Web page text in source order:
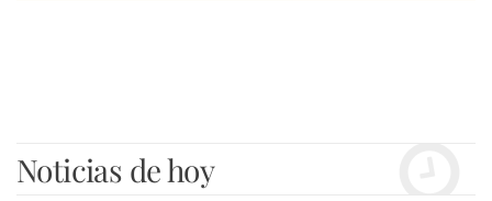
Noticias de hoy